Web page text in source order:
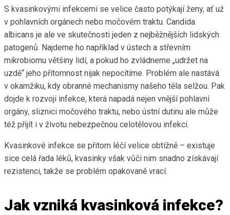
S kvasinkovými infekcemi se velice často potýkají ženy, ať už
v pohlavních orgánech nebo močovém traktu. Candida
albicans je ale ve skutečnosti jeden z nejběžnějších lidských
patogenů. Najdeme ho například v ústech a střevním
mikrobiomu většiny lidí, a pokud ho zvládneme „udržet na
uzdě“ jeho přítomnost nijak nepocítíme. Problém ale nastává
v okamžiku, kdy obranné mechanismy našeho těla selžou. Pak
dojde k rozvoji infekce, která napadá nejen vnější pohlavní
orgány, sliznici močového traktu, nebo ústní dutinu ale může
též přijít i v životu nebezpečnou celotělovou infekci.
Kvasinkové infekce se přitom léčí velice obtížně – existuje
sice celá řada léků, kvasinky však vůči nim snadno získávají
rezistenci, takže se problém opakovaně vrací.
Jak vzniká kvasinková infekce?